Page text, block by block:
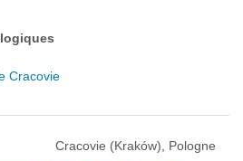
Cracovie
Cracovie (Kraków), Pologne